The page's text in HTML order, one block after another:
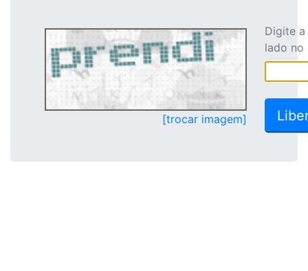
[trocar imagem]
Digite
lado no